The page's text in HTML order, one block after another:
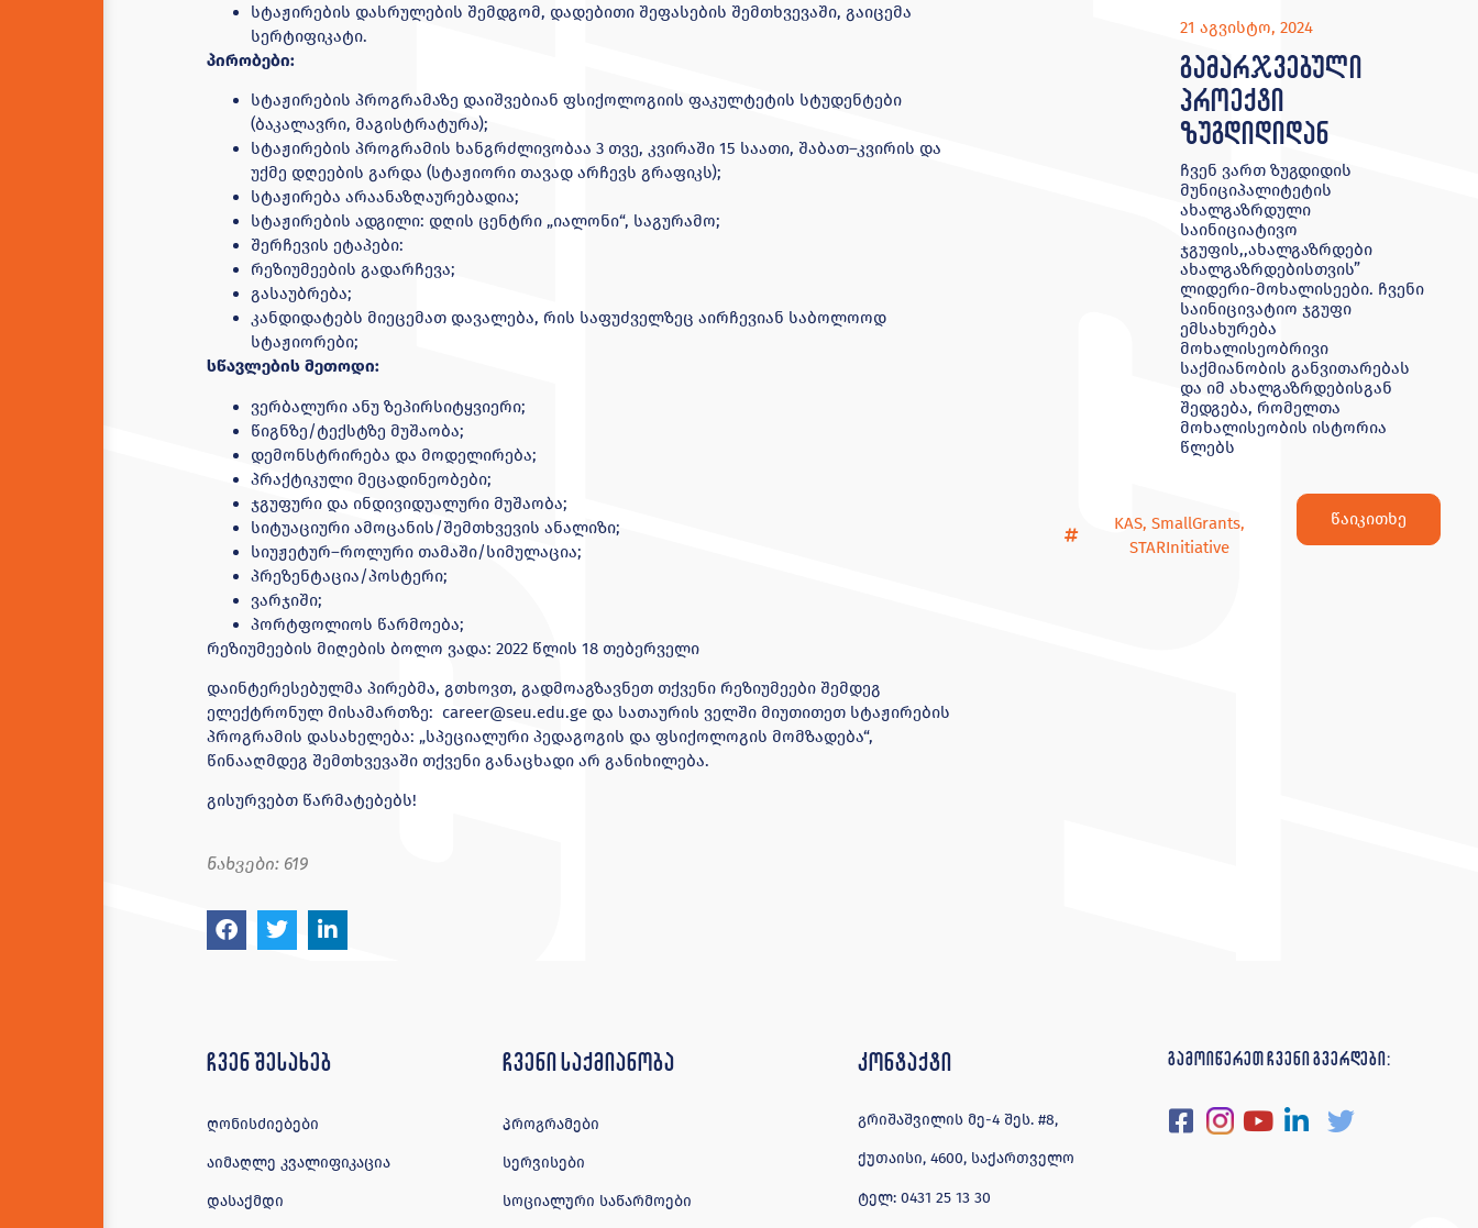
სტაჟირების დასრულების შემდგომ, დადებითი შეფასების შემთხვევაში, გაიცემა
სერტიფიკატი.
პირობები:
სტაჟირების პროგრამაზე დაიშვებიან ფსიქოლოგიის ფაკულტეტის სტუდენტები
(ბაკალავრი, მაგისტრატურა);
სტაჟირების პროგრამის ხანგრძლივობაა 3 თვე, კვირაში 15 საათი, შაბათ–კვირის და
უქმე დღეების გარდა (სტაჟიორი თავად არჩევს გრაფიკს);
სტაჟირება არაანაზღაურებადია;
სტაჟირების ადგილი: დღის ცენტრი „იალონი“, საგურამო;
შერჩევის ეტაპები:
რეზიუმეების გადარჩევა;
გასაუბრება;
კანდიდატებს მიეცემათ დავალება, რის საფუძველზეც აირჩევიან საბოლოოდ
სტაჟიორები;
სწავლების მეთოდი:
ვერბალური ანუ ზეპირსიტყვიერი;
წიგნზე/ტექსტზე მუშაობა;
დემონსტრირება და მოდელირება;
პრაქტიკული მეცადინეობები;
ჯგუფური და ინდივიდუალური მუშაობა;
სიტუაციური ამოცანის/შემთხვევის ანალიზი;
სიუჟეტურ–როლური თამაში/სიმულაცია;
პრეზენტაცია/პოსტერი;
ვარჯიში;
პორტფოლიოს წარმოება;
რეზიუმეების მიღების ბოლო ვადა: 2022 წლის 18 თებერველი
დაინტერესებულმა პირებმა, გთხოვთ, გადმოაგზავნეთ თქვენი რეზიუმეები შემდეგ
ელექტრონულ მისამართზე: career@seu.edu.ge და სათაურის ველში მიუთითეთ სტაჟირების
პროგრამის დასახელება: „სპეციალური პედაგოგის და ფსიქოლოგის მომზადება“,
წინააღმდეგ შემთხვევაში თქვენი განაცხადი არ განიხილება.
გისურვებთ წარმატებებს!
ნახვები: 619
21 აგვისტო, 2024
გამარჯვებული
პროექტი
ზუგდიდიდან
ჩვენ ვართ ზუგდიდის
მუნიციპალიტეტის
ახალგაზრდული
საინიციატივო
ჯგუფის,,ახალგაზრდები
ახალგაზრდებისთვის”
ლიდერი-მოხალისეები. ჩვენი
საინიცივატიო ჯგუფი
ემსახურება
მოხალისეობრივი
საქმიანობის განვითარებას
და იმ ახალგაზრდებისგან
შედგება, რომელთა
მოხალისეობის ისტორია
წლებს
KAS, SmallGrants,
STARInitiative
წაიკითხე
ჩვენ შესახებ
ღონისძიებები
აიმაღლე კვალიფიკაცია
დასაქმდი
ჩვენი საქმიანობა
პროგრამები
სერვისები
სოციალური საწარმოები
კონტაქტი
გრიშაშვილის მე-4 შეს. #8,
ქუთაისი, 4600, საქართველო
ტელ: 0431 25 13 30
გამოიწერეთ ჩვენი გვერდები: